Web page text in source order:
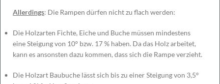
Allerdings: Die Rampen dürfen nicht zu flach werden:
Die Holzarten Fichte, Eiche und Buche müssen mindestens
eine Steigung von 10° bzw. 17 % haben. Da das Holz arbeitet,
kann es ansonsten dazu kommen, dass sich die Rampe verzieht.
Die Holzart Baubuche lässt sich bis zu einer Steigung von 3,5°